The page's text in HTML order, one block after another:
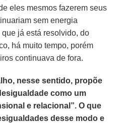
eles mesmos fazerem seus
sem energia
já está resolvido, do
há muito tempo, porém
continuava de fora.
nesse sentido, propõe
como um
e relacional”. O que
desse modo e